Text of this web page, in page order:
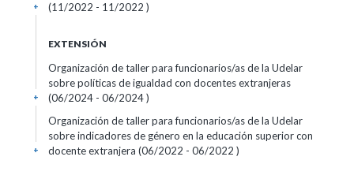
(11/2022 - 11/2022 )
+
EXTENSIÓN
Organización de taller para funcionarios/as de la Udelar
sobre políticas de igualdad con docentes extranjeras
(06/2024 - 06/2024 )
+
Organización de taller para funcionarios/as de la Udelar
sobre indicadores de género en la educación superior con
docente extranjera (06/2022 - 06/2022 )
+